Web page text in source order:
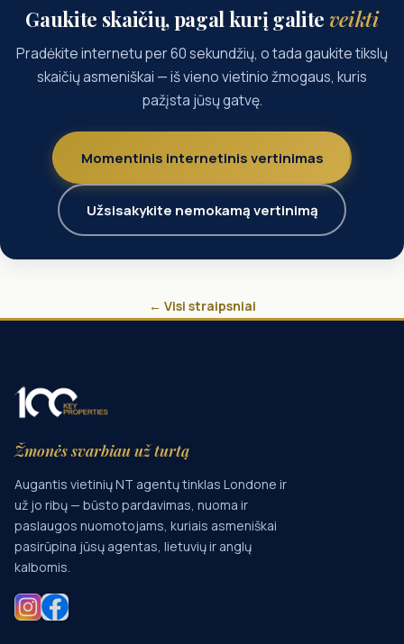
Gaukite skaičių, pagal kurį galite veikti
Pradėkite internetu per 60 sekundžių, o tada gaukite tikslų
skaičių asmeniškai — iš vieno vietinio žmogaus, kuris
pažįsta jūsų gatvę.
Momentinis internetinis vertinimas
Užsisakykite nemokamą vertinimą
← Visi straipsniai
Žmonės svarbiau už turtą
Augantis vietinių NT agentų tinklas Londone ir
už jo ribų — būsto pardavimas, nuoma ir
paslaugos nuomotojams, kuriais asmeniškai
pasirūpina jūsų agentas, lietuvių ir anglų
kalbomis.